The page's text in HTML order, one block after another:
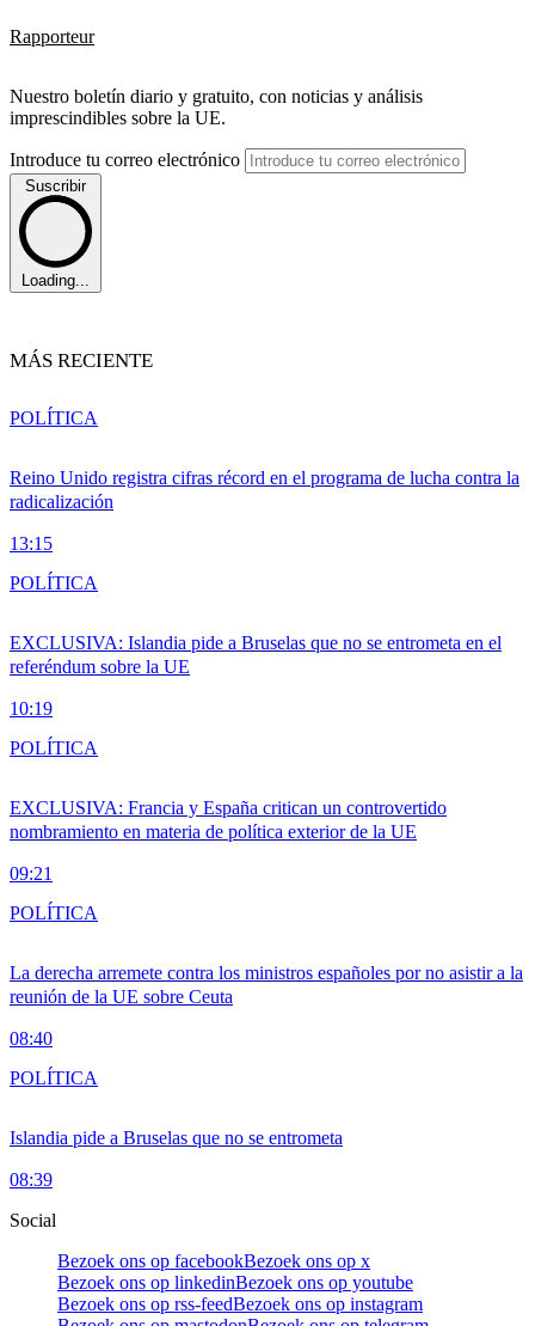
Rapporteur
Nuestro boletín diario y gratuito, con noticias y análisis
imprescindibles sobre la UE.
Introduce tu correo electrónico
Suscribir
Loading...
MÁS RECIENTE
Reino Unido registra cifras récord en el programa de lucha contra la
radicalización
13:15
POLÍTICA
EXCLUSIVA: Islandia pide a Bruselas que no se entrometa en el
referéndum sobre la UE
10:19
POLÍTICA
EXCLUSIVA: Francia y España critican un controvertido
nombramiento en materia de política exterior de la UE
09:21
POLÍTICA
La derecha arremete contra los ministros españoles por no asistir a la
reunión de la UE sobre Ceuta
08:40
POLÍTICA
Islandia pide a Bruselas que no se entrometa
08:39
POLÍTICA
Social
Bezoek ons op facebookBezoek ons op x
Bezoek ons op linkedinBezoek ons op youtube
Bezoek ons op rss-feedBezoek ons op instagram